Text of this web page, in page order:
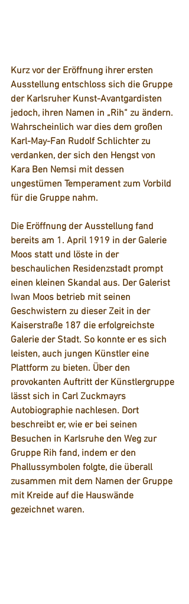
Kurz vor der Eröffnung ihrer ersten
Ausstellung entschloss sich die Gruppe
der Karlsruher Kunst-Avantgardisten
jedoch, ihren Namen in „Rih“ zu ändern.
Wahrscheinlich war dies dem großen
Karl-May-Fan Rudolf Schlichter zu
verdanken, der sich den Hengst von
Kara Ben Nemsi mit dessen
ungestümen Temperament zum Vorbild
für die Gruppe nahm.
Die Eröffnung der Ausstellung fand
bereits am 1. April 1919 in der Galerie
Moos statt und löste in der
beschaulichen Residenzstadt prompt
einen kleinen Skandal aus. Der Galerist
Iwan Moos betrieb mit seinen
Geschwistern zu dieser Zeit in der
Kaiserstraße 187 die erfolgreichste
Galerie der Stadt. So konnte er es sich
leisten, auch jungen Künstler eine
Plattform zu bieten. Über den
provokanten Auftritt der Künstlergruppe
lässt sich in Carl Zuckmayrs
Autobiographie nachlesen. Dort
beschreibt er, wie er bei seinen
Besuchen in Karlsruhe den Weg zur
Gruppe Rih fand, indem er den
Phallussymbolen folgte, die überall
zusammen mit dem Namen der Gruppe
mit Kreide auf die Hauswände
gezeichnet waren.